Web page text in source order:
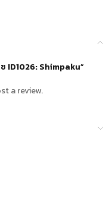
ID1026: Shimpaku”
a review.